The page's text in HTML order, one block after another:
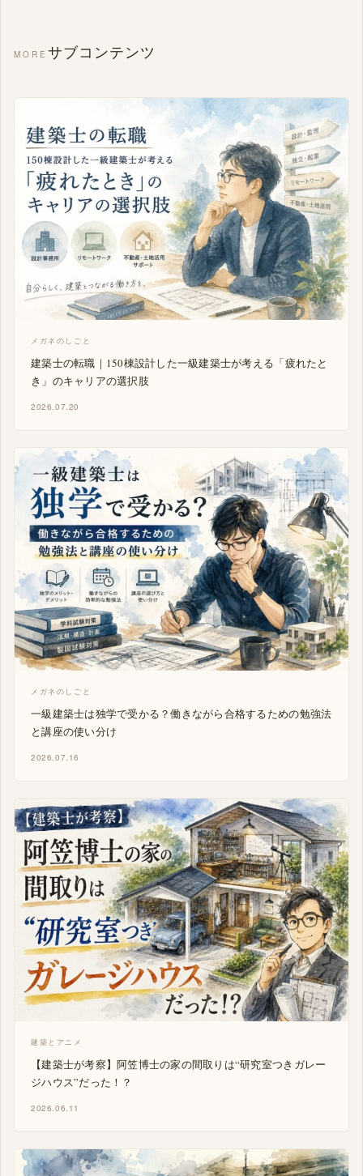
MORE サブコンテンツ
メガネのしごと
建築士の転職｜150棟設計した一級建築士が考える「疲れたと
き」のキャリアの選択肢
2026.07.20
メガネのしごと
一級建築士は独学で受かる？働きながら合格するための勉強法
と講座の使い分け
2026.07.16
建築とアニメ
【建築士が考察】阿笠博士の家の間取りは“研究室つきガレー
ジハウス”だった！？
2026.06.11